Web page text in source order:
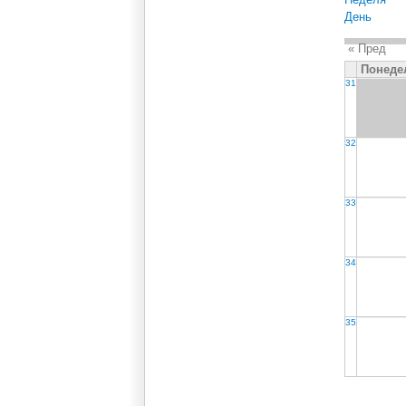
День
« Пред
31
32
33
34
35